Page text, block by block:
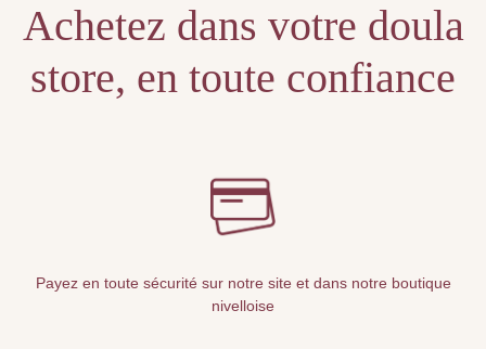
Achetez dans votre doula
store, en toute confiance
Payez en toute sécurité sur notre site et dans notre boutique
nivelloise